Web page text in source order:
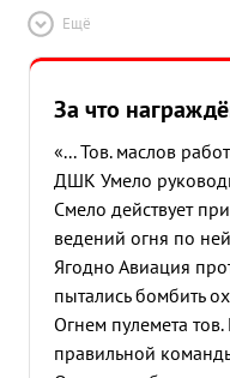
Ещё
За что
«... Тов. маслов
ДШК Умело
Смело действует
ведений огня по
Ягодно Авиация
пытались бомбить
Огнем пулемета
правильной